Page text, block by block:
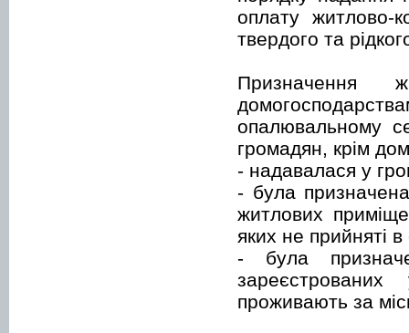
оплату житлово-
твердого та
Призначення
опалювальному
громадян, крім
- надавалася у
- була
житлових
яких не прийняті
- була
проживають за